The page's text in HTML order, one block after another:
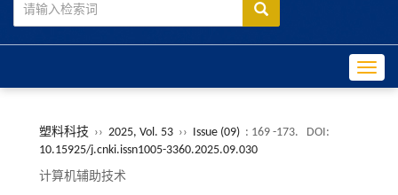
塑料科技 ›› 2025, Vol. 53 ›› Issue (09) : 169 -173.
DOI:
10.15925/j.cnki.issn1005-3360.2025.09.030
计算机辅助技术